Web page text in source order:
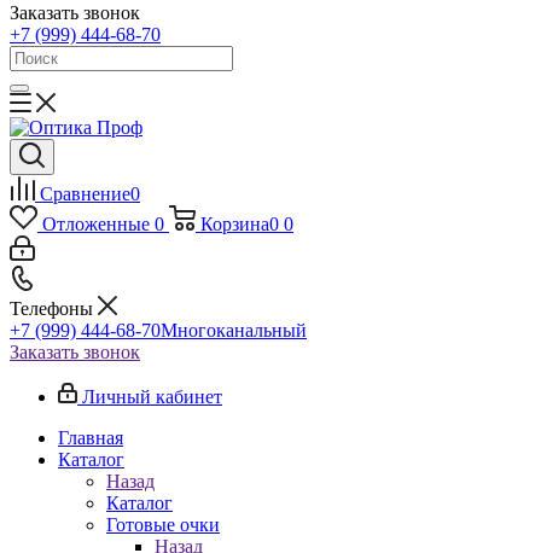
Заказать звонок
+7 (999) 444-68-70
Сравнение0
Отложенные 0 Корзина0 0
Телефоны
+7 (999) 444-68-70Многоканальный
Заказать звонок
Личный кабинет
Главная
Каталог
Назад
Каталог
Готовые очки
Назад